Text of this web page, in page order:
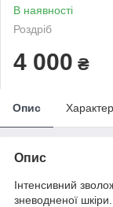
В наявності
Роздріб
4 000 ₴
Опис
Опис
Інтенсивний
зневодненої